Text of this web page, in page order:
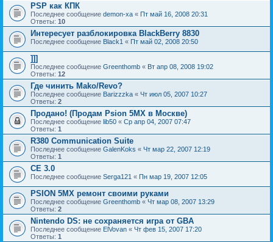
PSP как КПК
Последнее сообщение demon-xa « Пт май 16, 2008 20:31
Ответы: 10
Интересует разблокировка BlackBerry 8830
Последнее сообщение Black1 « Пт май 02, 2008 20:50
]]]
Последнее сообщение Greenthomb « Вт апр 08, 2008 19:02
Ответы: 12
Где чинить Mako/Revo?
Последнее сообщение Barizzzka « Чт июл 05, 2007 10:27
Ответы: 2
Продано! (Продам Psion 5MX в Москве)
Последнее сообщение lib50 « Ср апр 04, 2007 07:47
Ответы: 1
R380 Communication Suite
Последнее сообщение GalenKoks « Чт мар 22, 2007 12:19
Ответы: 1
CE 3.0
Последнее сообщение Serga121 « Пн мар 19, 2007 12:05
PSION 5MX ремонт своими руками
Последнее сообщение Greenthomb « Чт мар 08, 2007 13:29
Ответы: 2
Nintendo DS: не сохраняется игра от GBA
Последнее сообщение ElVovan « Чт фев 15, 2007 17:20
Ответы: 1